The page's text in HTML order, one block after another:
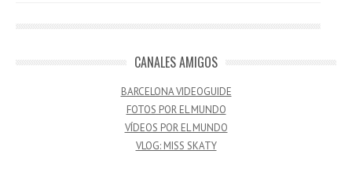
CANALES AMIGOS
BARCELONA VIDEOGUIDE
FOTOS POR EL MUNDO
VÍDEOS POR EL MUNDO
VLOG: MISS SKATY